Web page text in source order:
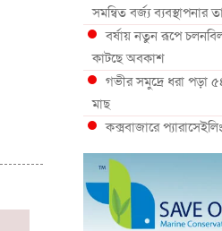
সমন্বিত বর্জ্য ব্যবস্থাপনার
বর্ষায় নতুন রূপে
কাটছে অবকাশ
গভীর সমুদ্রে ধরা পড়া
মাছ
কক্সবাজারে
ঝুঁকি, নেই স্থায়ী পদক্ষেপ
১৩ জেলায় ঝোড়ো হাওয়া-
শঙ্কা, নদীবন্দরে ১ নম্বর
দেশের ৫ জেলায় বন্যার